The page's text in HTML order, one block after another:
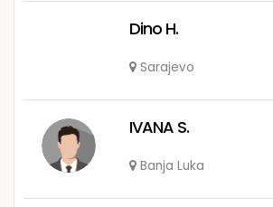
Dino H.
Sarajevo
IVANA S.
Banja Luka